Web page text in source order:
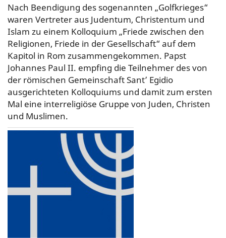
Nach Beendigung des sogenannten „Golfkrieges“
waren Vertreter aus Judentum, Christentum und
Islam zu einem Kolloquium „Friede zwischen den
Religionen, Friede in der Gesellschaft“ auf dem
Kapitol in Rom zusammengekommen. Papst
Johannes Paul II. empfing die Teilnehmer des von
der römischen Gemeinschaft Sant’ Egidio
ausgerichteten Kolloquiums und damit zum ersten
Mal eine interreligiöse Gruppe von Juden, Christen
und Muslimen.